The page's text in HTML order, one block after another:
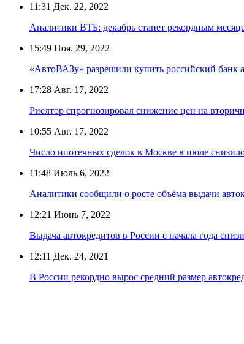
11:31 Дек. 22, 2022
Аналитики ВТБ: декабрь станет рекордным
15:49 Ноя. 29, 2022
«АвтоВАЗу» разрешили купить российский банк
17:28 Авг. 17, 2022
Риелтор спрогнозировал снижение цен на
10:55 Авг. 17, 2022
Число ипотечных сделок в Москве в июле
11:48 Июль 6, 2022
Аналитики сообщили о росте объёма выдачи
12:21 Июнь 7, 2022
Выдача автокредитов в России с начала года
12:11 Дек. 24, 2021
В России рекордно вырос средний размер